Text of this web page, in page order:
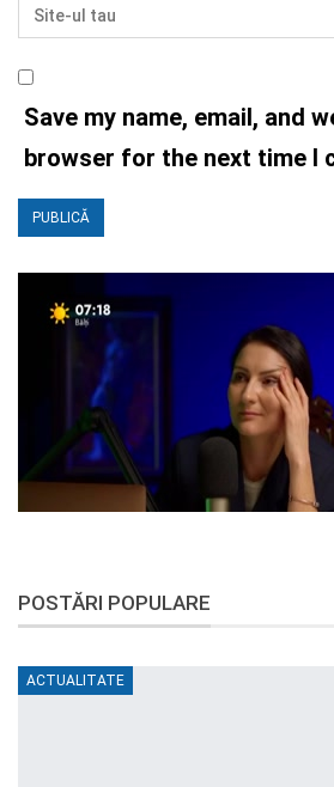
Save my name, email, and
browser for the next time I
POSTĂRI POPULARE
ACTUALITATE